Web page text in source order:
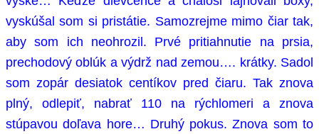
vyskúšal som si pristátie. Samozrejme mimo čiar tak,
aby som ich neohrozil. Prvé pritiahnutie na prsia,
prechodový oblúk a výdrž nad zemou…. krátky. Sadol
som zopár desiatok centíkov pred čiaru. Tak znova
plný, odlepiť, nabrať 110 na rýchlomeri a znova
stúpavou doľava hore… Druhý pokus. Znova som to